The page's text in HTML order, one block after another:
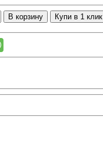
В корзину Купи в 1 клик